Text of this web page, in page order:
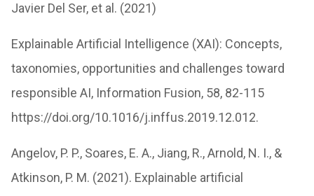
Javier Del Ser, et al. (2021)
Explainable Artificial Intelligence (XAI): Concepts,
taxonomies, opportunities and challenges toward
responsible AI, Information Fusion, 58, 82-115
https://doi.org/10.1016/j.inffus.2019.12.012.
Angelov, P. P., Soares, E. A., Jiang, R., Arnold, N. I., &
Atkinson, P. M. (2021). Explainable artificial